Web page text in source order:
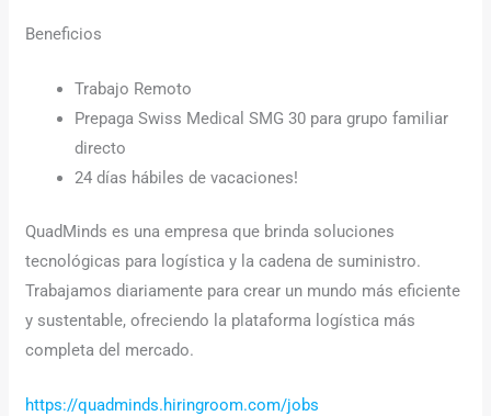
Beneficios
Trabajo Remoto
Prepaga Swiss Medical SMG 30 para grupo familiar
directo
24 días hábiles de vacaciones!
QuadMinds es una empresa que brinda soluciones
tecnológicas para logística y la cadena de suministro.
Trabajamos diariamente para crear un mundo más eficiente
y sustentable, ofreciendo la plataforma logística más
completa del mercado.
https://quadminds.hiringroom.com/jobs